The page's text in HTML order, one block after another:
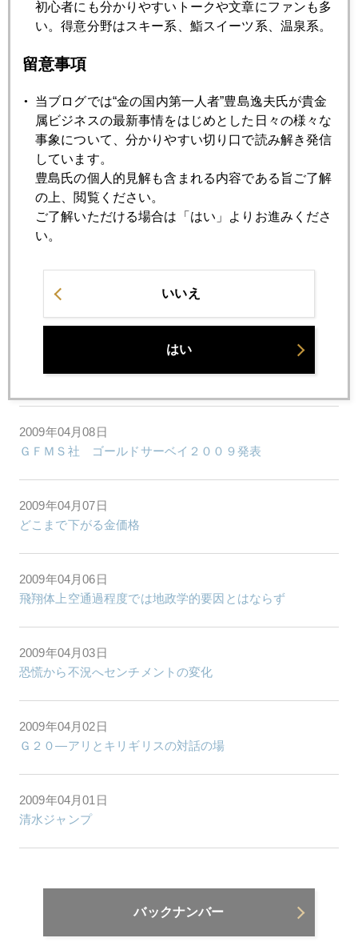
年金運用の怖い実態
2009年04月20日
2009年04月17日
Sell in May and go away
2009年04月15日
そして"国際経済不均衡"が残った
2009年04月13日
世界的"格差"の問題
Less worse (悪さ加減が改善)
2009年04月08日
ＧＦＭＳ社 ゴールドサーベイ２００９発表
2009年04月07日
どこまで下がる金価格
2009年04月06日
飛翔体上空通過程度では地政学的要因とはならず
2009年04月03日
恐慌から不況へセンチメントの変化
2009年04月02日
Ｇ２０―アリとキリギリスの対話の場
2009年04月01日
清水ジャンプ
バックナンバー
初心者にも分かりやすいトークや文章にファンも多
い。得意分野はスキー系、鮨スイーツ系、温泉系。
留意事項
当ブログでは“金の国内第一人者”豊島逸夫氏が貴金
属ビジネスの最新事情をはじめとした日々の様々な
事象について、分かりやすい切り口で読み解き発信
しています。
豊島氏の個人的見解も含まれる内容である旨ご了解
の上、閲覧ください。
ご了解いただける場合は「はい」よりお進みくださ
い。
いいえ
はい